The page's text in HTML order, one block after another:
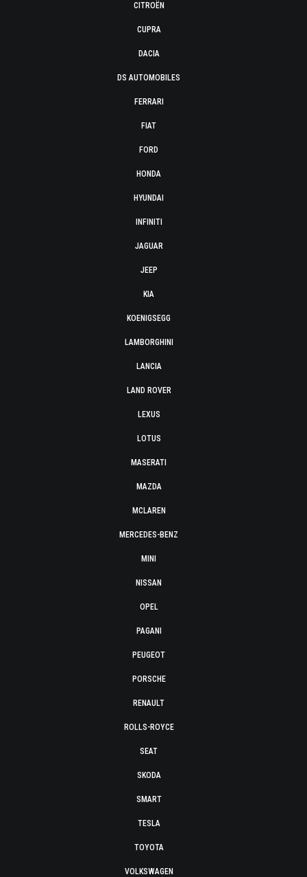
CITROËN
CUPRA
DACIA
DS AUTOMOBILES
FERRARI
FIAT
FORD
HONDA
HYUNDAI
INFINITI
JAGUAR
JEEP
KIA
KOENIGSEGG
LAMBORGHINI
LANCIA
LAND ROVER
LEXUS
LOTUS
MASERATI
MAZDA
MCLAREN
MERCEDES-BENZ
MINI
NISSAN
OPEL
PAGANI
PEUGEOT
PORSCHE
RENAULT
ROLLS-ROYCE
SEAT
SKODA
SMART
TESLA
TOYOTA
VOLKSWAGEN